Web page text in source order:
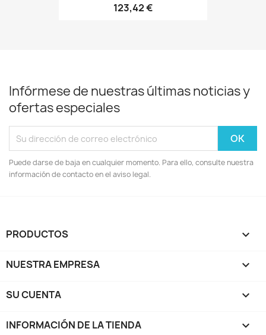
123,42 €
Infórmese de nuestras últimas noticias y
ofertas especiales
Puede darse de baja en cualquier momento. Para ello, consulte nuestra
información de contacto en el aviso legal.
PRODUCTOS 
NUESTRA EMPRESA 
SU CUENTA 
INFORMACIÓN DE LA TIENDA keyboard_arrow_down